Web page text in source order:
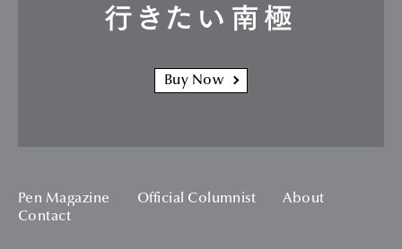
行きたい南極
Buy Now
Pen Magazine Official Columnist
About
Contact